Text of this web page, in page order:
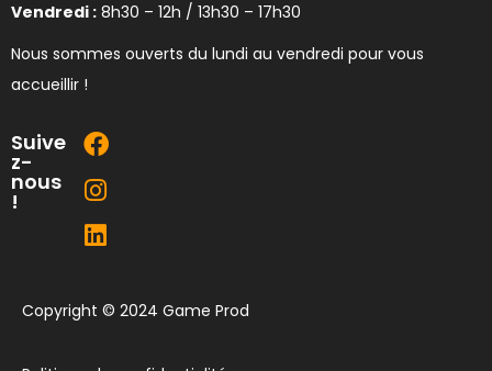
Vendredi : 8h30 – 12h / 13h30 – 17h30
Nous sommes ouverts du lundi au vendredi pour vous
accueillir !
Suive
z-
nous
!
Copyright © 2024 Game Prod